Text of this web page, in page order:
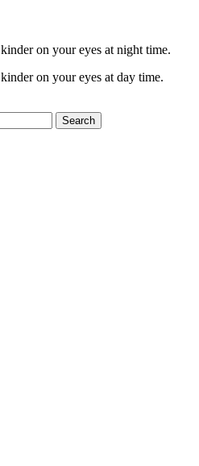
on your eyes at night time.
on your eyes at day time.
Search